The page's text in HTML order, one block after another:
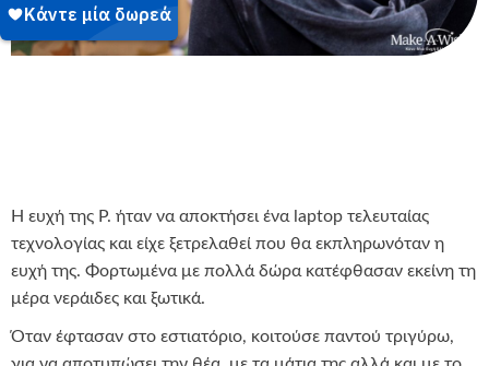
Η ευχή της Ρ. ήταν να αποκτήσει ένα laptop τελευταίας
τεχνολογίας και είχε ξετρελαθεί που θα εκπληρωνόταν η
ευχή της. Φορτωμένα με πολλά δώρα κατέφθασαν εκείνη τη
μέρα νεράιδες και ξωτικά.
Όταν έφτασαν στο εστιατόριο, κοιτούσε παντού τριγύρω,